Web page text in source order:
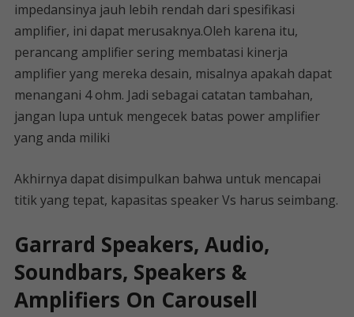
impedansinya jauh lebih rendah dari spesifikasi
amplifier, ini dapat merusaknya.Oleh karena itu,
perancang amplifier sering membatasi kinerja
amplifier yang mereka desain, misalnya apakah dapat
menangani 4 ohm. Jadi sebagai catatan tambahan,
jangan lupa untuk mengecek batas power amplifier
yang anda miliki
Akhirnya dapat disimpulkan bahwa untuk mencapai
titik yang tepat, kapasitas speaker Vs harus seimbang.
Garrard Speakers, Audio,
Soundbars, Speakers &
Amplifiers On Carousell